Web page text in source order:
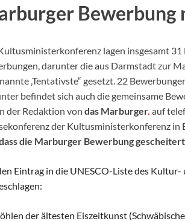
lagen insgesamt
darunter die aus Darmstadt zur
‚Tentativste“ gesetzt. 22
befindet sich auch die gemeinsame
der Redaktion von das Marburger. auf
der Kultusministerkonferenz in
die Marburger Bewerbung gescheitert
Eintrag in die UNESCO-Liste des
der ältesten Eiszeitkunst